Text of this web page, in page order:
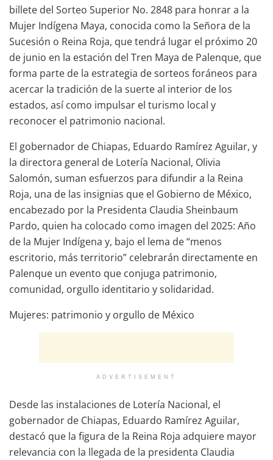
billete del Sorteo Superior No. 2848 para honrar a la
Mujer Indígena Maya, conocida como la Señora de la
Sucesión o Reina Roja, que tendrá lugar el próximo 20
de junio en la estación del Tren Maya de Palenque, que
forma parte de la estrategia de sorteos foráneos para
acercar la tradición de la suerte al interior de los
estados, así como impulsar el turismo local y
reconocer el patrimonio nacional.
El gobernador de Chiapas, Eduardo Ramírez Aguilar, y
la directora general de Lotería Nacional, Olivia
Salomón, suman esfuerzos para difundir a la Reina
Roja, una de las insignias que el Gobierno de México,
encabezado por la Presidenta Claudia Sheinbaum
Pardo, quien ha colocado como imagen del 2025: Año
de la Mujer Indígena y, bajo el lema de “menos
escritorio, más territorio” celebrarán directamente en
Palenque un evento que conjuga patrimonio,
comunidad, orgullo identitario y solidaridad.
Mujeres: patrimonio y orgullo de México
ADVERTISEMENT
Desde las instalaciones de Lotería Nacional, el
gobernador de Chiapas, Eduardo Ramírez Aguilar,
destacó que la figura de la Reina Roja adquiere mayor
relevancia con la llegada de la presidenta Claudia